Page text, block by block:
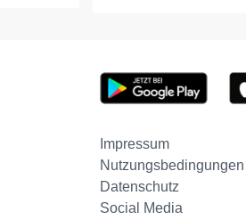
Impressum
Nutzungsbedingungen
Datenschutz
Social Media